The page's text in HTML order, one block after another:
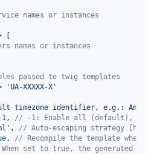
names or instances
[
names or instances
passed to twig templates
'UA-XXXXX-X '
timezone identifier, e.g.:
1, // -1: Enable all (default), 0:
' , // Auto-escaping strategy
, // Recompile the template
set to true, the generated